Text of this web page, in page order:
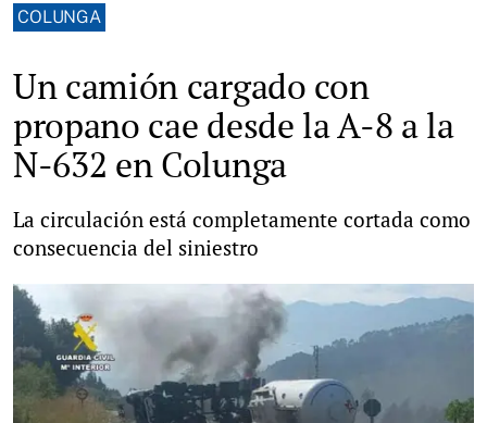
COLUNGA
Un camión cargado con
propano cae desde la A-8 a la
N-632 en Colunga
La circulación está completamente cortada como
consecuencia del siniestro